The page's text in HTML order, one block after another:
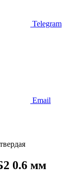
Telegram
Email
0.6 мм